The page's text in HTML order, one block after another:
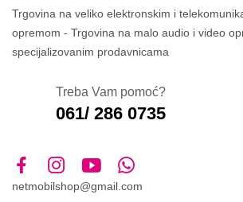
Trgovina na veliko elektronskim i
opremom - Trgovina na malo audio i video
specijalizovanim prodavnicama
Treba Vam pomoć?
061/ 286 0735
netmobilshop@gmail.com